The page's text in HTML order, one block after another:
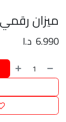
ميزان رقمي
6.990 د.ا